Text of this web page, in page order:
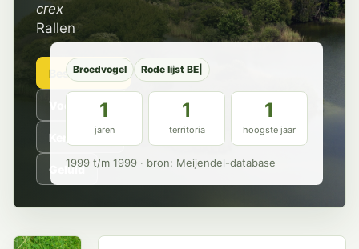
crex
Rallen
Beschrijving
Voorkomen
Kenmerken
Geluid
Broedvogel Rode lijst BE|
1
jaren
1
territoria
1
hoogste jaar
1999 t/m 1999 · bron: Meijendel-database